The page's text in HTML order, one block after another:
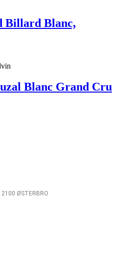
Billard Blanc,
Blanc Grand Cru
2100 ØSTERBRO